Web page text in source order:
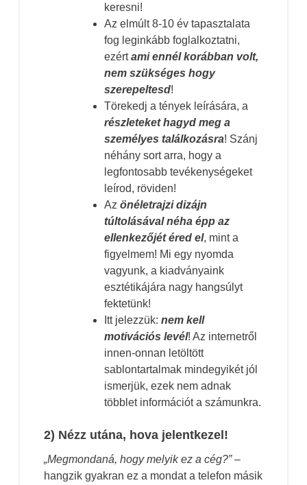
keresni!
Az elmúlt 8-10 év tapasztalata
fog leginkább foglalkoztatni,
ezértami ennél korábban volt,
nem szükséges hogy
szerepeltesd!
Törekedj a tények leírására, a
részleteket hagyd meg a
személyes találkozásra! Szánj
néhány sort arra, hogy a
legfontosabb tevékenységeket
leírod, röviden!
Az önéletrajzi dizájn
túltolásával néha épp az
ellenkezőjét éred el, mint a
figyelmem! Mi egy nyomda
vagyunk, a kiadványaink
esztétikájára nagy hangsúlyt
fektetünk!
Itt jelezzük: nem kell
motivációs levél! Az internetről
innen-onnan letöltött
sablontartalmak mindegyikét jól
ismerjük, ezek nem adnak
többlet információt a számunkra.
2) Nézz utána, hova jelentkezel!
„Megmondaná, hogy melyik ez a cég?”–
hangzik gyakran ez a mondat a telefon másik